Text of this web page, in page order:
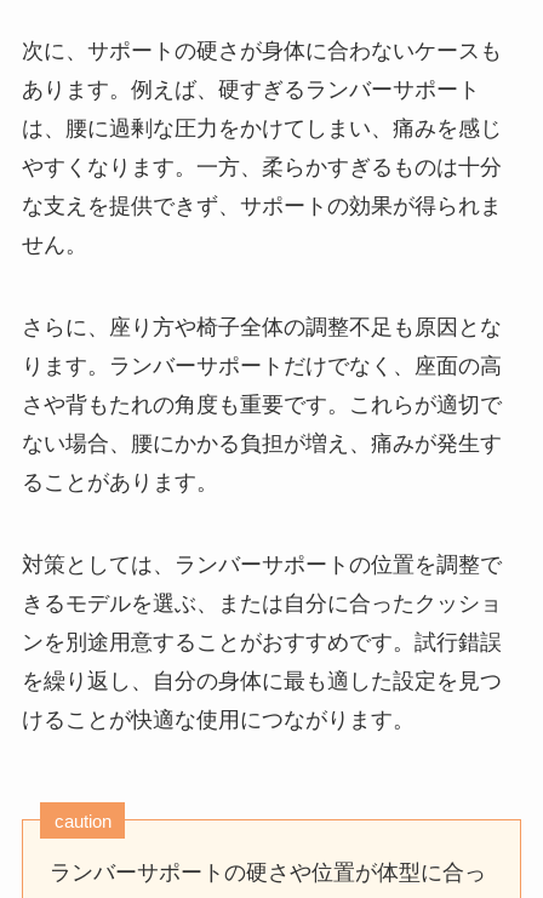
次に、サポートの硬さが身体に合わないケースも
あります。例えば、硬すぎるランバーサポート
は、腰に過剰な圧力をかけてしまい、痛みを感じ
やすくなります。一方、柔らかすぎるものは十分
な支えを提供できず、サポートの効果が得られま
せん。
さらに、座り方や椅子全体の調整不足も原因とな
ります。ランバーサポートだけでなく、座面の高
さや背もたれの角度も重要です。これらが適切で
ない場合、腰にかかる負担が増え、痛みが発生す
ることがあります。
対策としては、ランバーサポートの位置を調整で
きるモデルを選ぶ、または自分に合ったクッショ
ンを別途用意することがおすすめです。試行錯誤
を繰り返し、自分の身体に最も適した設定を見つ
けることが快適な使用につながります。
caution
ランバーサポートの硬さや位置が体型に合っ